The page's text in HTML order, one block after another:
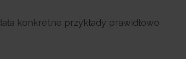
konkretne przykłady prawidłowo